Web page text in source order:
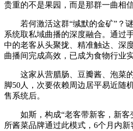
贵重的不是果园，而是那群一曲相
若何激活这群“缄默的金矿”？谜
系统取私域曲播的深度融合。通过
中的老客从头聚拢、精准触达、深
曲播间完成高效，已成为食物行业
这家从营腊肠、豆瓣酱、泡菜的
脚50人，次要依赖周边居平易近随
售系统后。
如斯，构成“老客带新客，新客
所酱菜品牌通过此模式，6个月内新